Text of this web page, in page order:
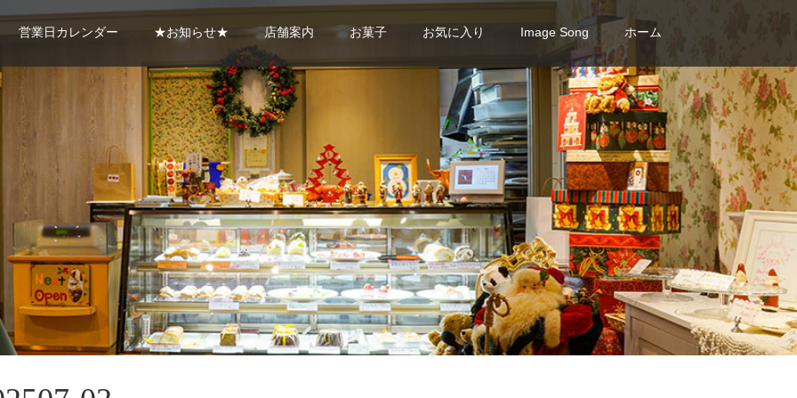
営業日カレンダー ★お知らせ★ 店舗案内 お菓子 お気に入り Image Song ホーム